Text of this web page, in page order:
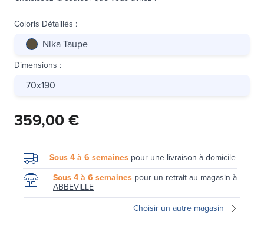
Coloris Détaillés :
Nika Taupe
Dimensions :
70x190
359,00 €
Sous 4 à 6 semaines pour une livraison à domicile
Sous 4 à 6 semaines pour un retrait au magasin à
ABBEVILLE
Choisir un autre magasin